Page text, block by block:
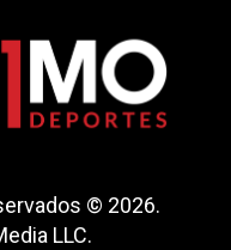
© 2026.
LLC.